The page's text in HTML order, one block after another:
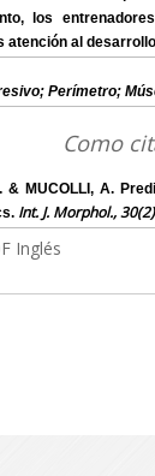
los
atención al
Perímetro;
Como
& MUCOLLI, A.
Int. J. Morphol., 30(2)
Inglés